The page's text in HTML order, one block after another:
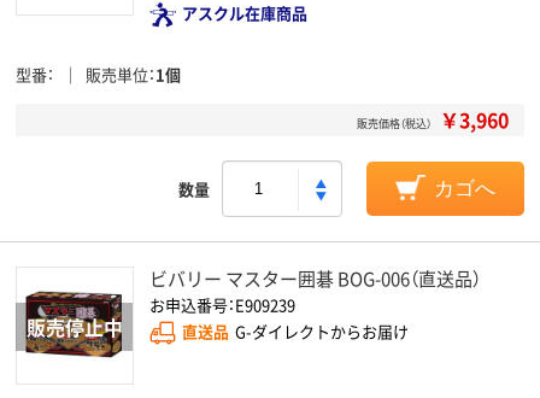
アスクル在庫商品
型番 販売単位 1個
販売価格（税込） ￥3,960
数量 カゴへ
ビバリー マスター囲碁 BOG-006（直送品）
お申込番号：E909239
直送品 G-ダイレクトからお届け